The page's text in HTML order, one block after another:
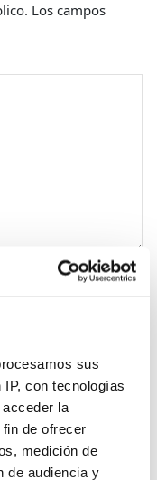
sus
con tecnologías
la
de ofrecer
medición de
de audiencia y
Los campos